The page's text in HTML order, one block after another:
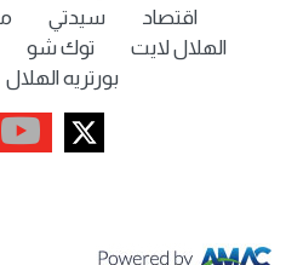
اقتصاد
سيدتي
الهلال لايت
توك شو
بورتريه الهلال